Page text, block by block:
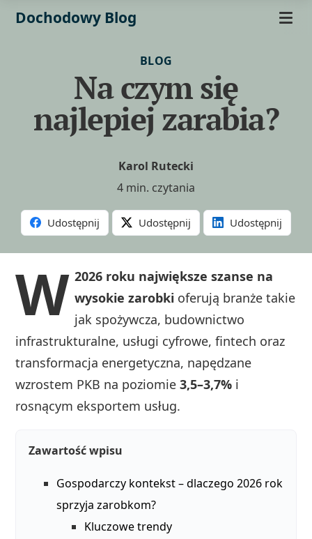
Dochodowy Blog
BLOG
Na czym się
najlepiej zarabia?
Karol Rutecki
4 min. czytania
Udostępnij Udostępnij Udostępnij
W 2026 roku największe szanse na
wysokie zarobki oferują branże takie
jak spożywcza, budownictwo
infrastrukturalne, usługi cyfrowe, fintech oraz
transformacja energetyczna, napędzane
wzrostem PKB na poziomie3,5–3,7% i
rosnącym eksportem usług.
Zawartość wpisu
Gospodarczy kontekst – dlaczego 2026 rok
sprzyja zarobkom?
Kluczowe trendy